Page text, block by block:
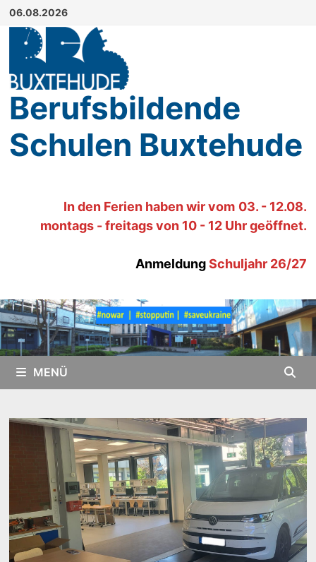
Zum
Inhalt
springen
06.08.2026
Berufsbildende
Schulen Buxtehude
In den Ferien haben wirvom 03. - 12.08.
montags - freitags von 10 - 12 Uhr geöffnet.
AnmeldungSchuljahr 26/27
MENÜ